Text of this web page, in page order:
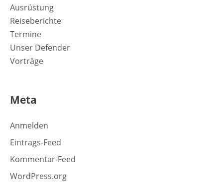
Ausrüstung
Reiseberichte
Termine
Unser Defender
Vorträge
Meta
Anmelden
Eintrags-Feed
Kommentar-Feed
WordPress.org